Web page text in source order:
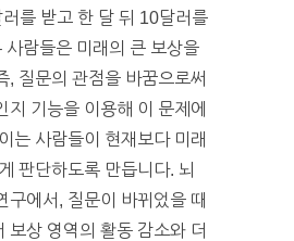
를 받고 한 달 뒤 10달러를
사람들은 미래의 큰 보상을
, 질문의 관점을 바꿈으로써
지 기능을 이용해 이 문제에
는 사람들이 현재보다 미래
판단하도록 만듭니다. 뇌
구에서, 질문이 바뀌었을 때
보상 영역의 활동 감소와 더